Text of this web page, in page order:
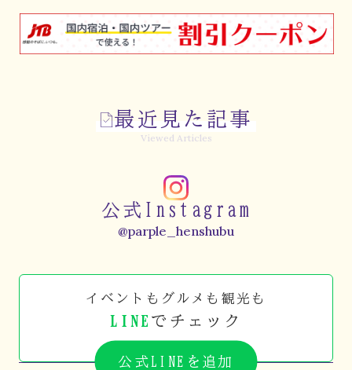
最近見た記事
Viewed Articles
公式Instagram
@parple_henshubu
イベントもグルメも観光も
LINE でチェック
公式LINEを追加